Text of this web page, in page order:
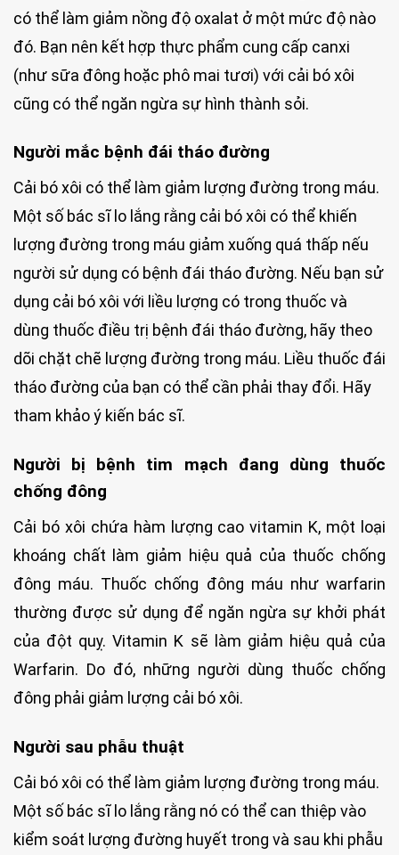
có thể làm giảm nồng độ oxalat ở một mức độ nào
đó. Bạn nên kết hợp thực phẩm cung cấp canxi
(như sữa đông hoặc phô mai tươi) với cải bó xôi
cũng có thể ngăn ngừa sự hình thành sỏi.
Người mắc bệnh đái tháo đường
Cải bó xôi có thể làm giảm lượng đường trong máu.
Một số bác sĩ lo lắng rằng cải bó xôi có thể khiến
lượng đường trong máu giảm xuống quá thấp nếu
người sử dụng có bệnh đái tháo đường. Nếu bạn sử
dụng cải bó xôi với liều lượng có trong thuốc và
dùng thuốc điều trị bệnh đái tháo đường, hãy theo
dõi chặt chẽ lượng đường trong máu. Liều thuốc đái
tháo đường của bạn có thể cần phải thay đổi. Hãy
tham khảo ý kiến bác sĩ.
Người bị bệnh tim mạch đang dùng thuốc
chống đông
Cải bó xôi chứa hàm lượng cao vitamin K, một loại
khoáng chất làm giảm hiệu quả của thuốc chống
đông máu. Thuốc chống đông máu như warfarin
thường được sử dụng để ngăn ngừa sự khởi phát
của đột quỵ. Vitamin K sẽ làm giảm hiệu quả của
Warfarin. Do đó, những người dùng thuốc chống
đông phải giảm lượng cải bó xôi.
Người sau phẫu thuật
Cải bó xôi có thể làm giảm lượng đường trong máu.
Một số bác sĩ lo lắng rằng nó có thể can thiệp vào
kiểm soát lượng đường huyết trong và sau khi phẫu